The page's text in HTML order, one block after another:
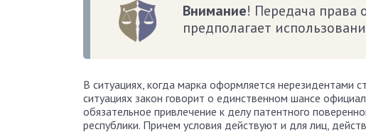
Внимание! Передача права
предполагает
В ситуациях, когда марка оформляется нерезидентами
ситуациях закон говорит о единственном шансе
обязательное привлечение к делу патентного
республики. Причем условия действуют и для лиц,